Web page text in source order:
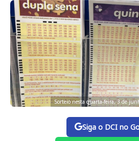
Sorteio nesta quarta-feira, 3 de
Siga o DCI no